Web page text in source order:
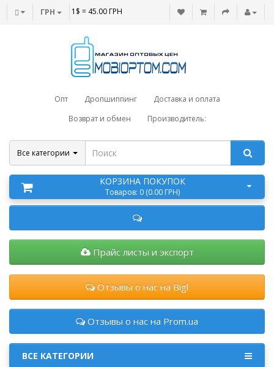
ГРН 1$ = 45.00 ГРН
Опт Дропшиппинг
Доставка и оплата
Возврат и обмен
Производитель:
Все категории
КОРЗИНА ПОКУПОК
Товаров: 0 (0.00 ГРН)
Прайс листы и экспорт
Отзывы о нас на Bigl
Отзывы о нас на Prom.ua
ВСЕ КАТЕГОРИИ